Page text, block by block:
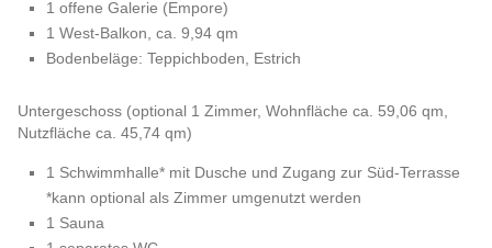
1 offene Galerie (Empore)
1 West-Balkon, ca. 9,94 qm
Bodenbeläge: Teppichboden, Estrich
Untergeschoss (optional 1 Zimmer, Wohnfläche ca. 59,06 qm,
Nutzfläche ca. 45,74 qm)
1 Schwimmhalle* mit Dusche und Zugang zur Süd-Terrasse
*kann optional als Zimmer umgenutzt werden
1 Sauna